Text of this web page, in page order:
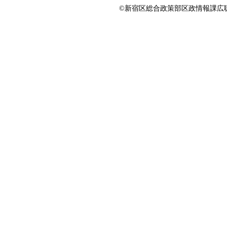
©新宿区総合政策部区政情報課